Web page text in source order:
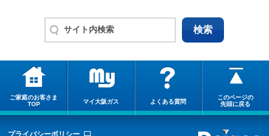
ご家庭のお客さま
TOP
マイ大阪ガス よくある質問
このページの
先頭に戻る
プライバシーポリシー